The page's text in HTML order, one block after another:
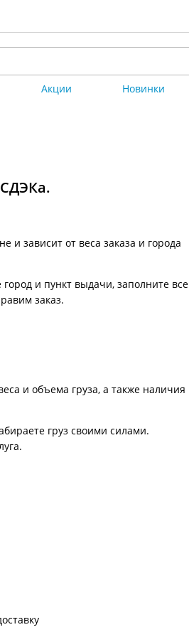
Акции Новинки
и зависит от веса заказа и города
и пункт выдачи, заполните все
заказ.
и объема груза, а также наличия
груз своими силами.